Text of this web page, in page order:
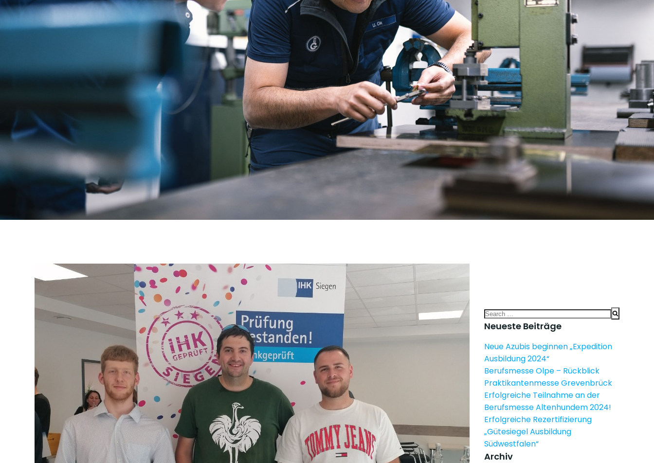
Search
for:
Neueste Beiträge
Neue Azubis beginnen „Expedition
Ausbildung 2024“
Berufsmesse Olpe – Rückblick
Praktikantenmesse Grevenbrück
Erfolgreiche Teilnahme an der
Berufsmesse Altenhundem 2024!
Erfolgreiche Rezertifizierung
„Gütesiegel Ausbildung
Südwestfalen“
Archiv